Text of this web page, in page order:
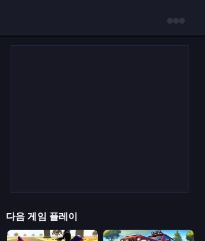
다음 게임 플레이